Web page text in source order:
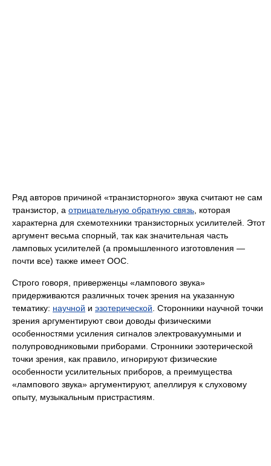
Ряд авторов причиной «транзисторного» звука считают не сам
транзистор, а отрицательную обратную связь , которая
характерна для схемотехники транзисторных усилителей. Этот
аргумент весьма спорный, так как значительная часть
ламповых усилителей (а промышленного изготовления —
почти все) также имеет ООС.
Строго говоря, приверженцы «лампового звука»
придерживаются различных точек зрения на указанную
тематику: научной и эзотерической . Сторонники научной точки
зрения аргументируют свои доводы физическими
особенностями усиления сигналов электровакуумными и
полупроводниковыми приборами. Стронники эзотерической
точки зрения, как правило, игнорируют физические
особенности усилительных приборов, а преимущества
«лампового звука» аргументируют, апеллируя к слуховому
опыту, музыкальным пристрастиям.